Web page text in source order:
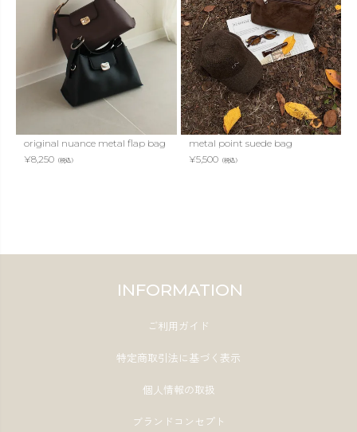
original nuance metal flap bag
¥8,250 （税込）
metal point suede bag
¥5,500（税込）
INFORMATION
ご利用ガイド
特定商取引法に基づく表示
個人情報の取扱
ブランドコンセプト